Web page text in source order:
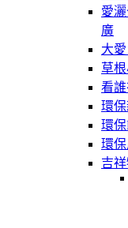
愛
廣
大
草
看
環
環
環
吉